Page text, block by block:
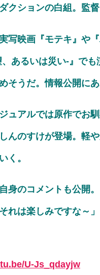
クションの白組。監
写映画『モテキ』や
あるいは災い-』で
そうだ。情報公開に
ュアルでは原作でお
んのすけが登場。軽
く。
身のコメントも公開
れは楽しみですな～
U-Js_qdayjw